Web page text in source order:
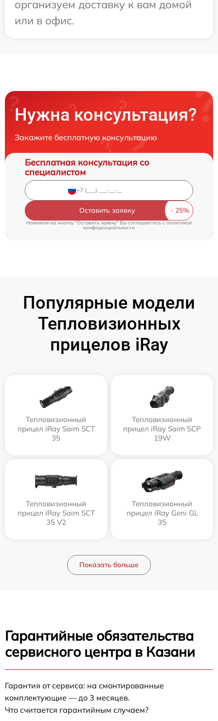
организуем доставку к вам домой
или в офис.
Нужна консультация?
Закажите бесплатную консультацию
Бесплатная консультация со
специалистом
Оставить заявку
Нажимая на кнопку "Оставить заявку" Вы соглашаетесь cполитикой
конфиденциальности
Популярные модели
Тепловизионных
прицелов iRay
Тепловизионный
прицел iRay Saim SCT
35
Тепловизионный
прицел iRay Saim SCP
19W
Тепловизионный
прицел iRay Saim SCT
35 V2
Тепловизионный
прицел iRay Geni GL
35
Показать больше
Гарантийные обязательства
сервисного центра в Казани
Гарантия от сервиса: на смонтированные
комплектующие — до 3 месяцев.
Что считается гарантийным случаем?